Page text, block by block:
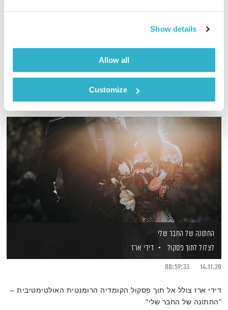
Show details
Allow all
Customize
30.07.19
01:58:32
החתונה של החבר שלי
לצלול לתוך פסקול
דידי ארז
14.11.20
00:59:33
דידי ארז צולל אל תוך פסקול הקומדיה הרומנטית האולטימטיבית –
"החתונה של החבר שלי"